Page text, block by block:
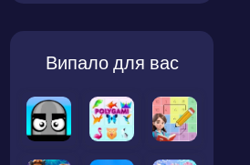
Випало для вас